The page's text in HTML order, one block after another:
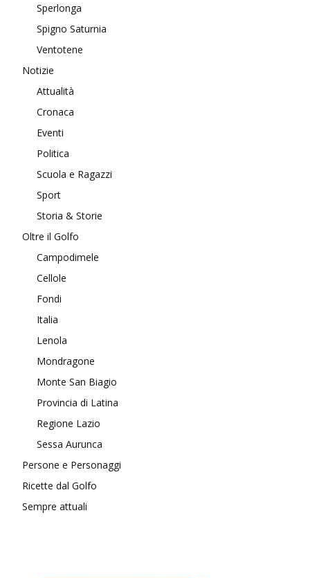
Sperlonga
Spigno Saturnia
Ventotene
Notizie
Attualità
Cronaca
Eventi
Politica
Scuola e Ragazzi
Sport
Storia & Storie
Oltre il Golfo
Campodimele
Cellole
Fondi
Italia
Lenola
Mondragone
Monte San Biagio
Provincia di Latina
Regione Lazio
Sessa Aurunca
Persone e Personaggi
Ricette dal Golfo
Sempre attuali